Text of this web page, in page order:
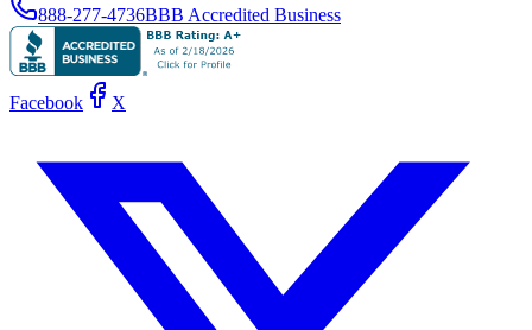
888-277-4736BBB Accredited Business
Facebook X